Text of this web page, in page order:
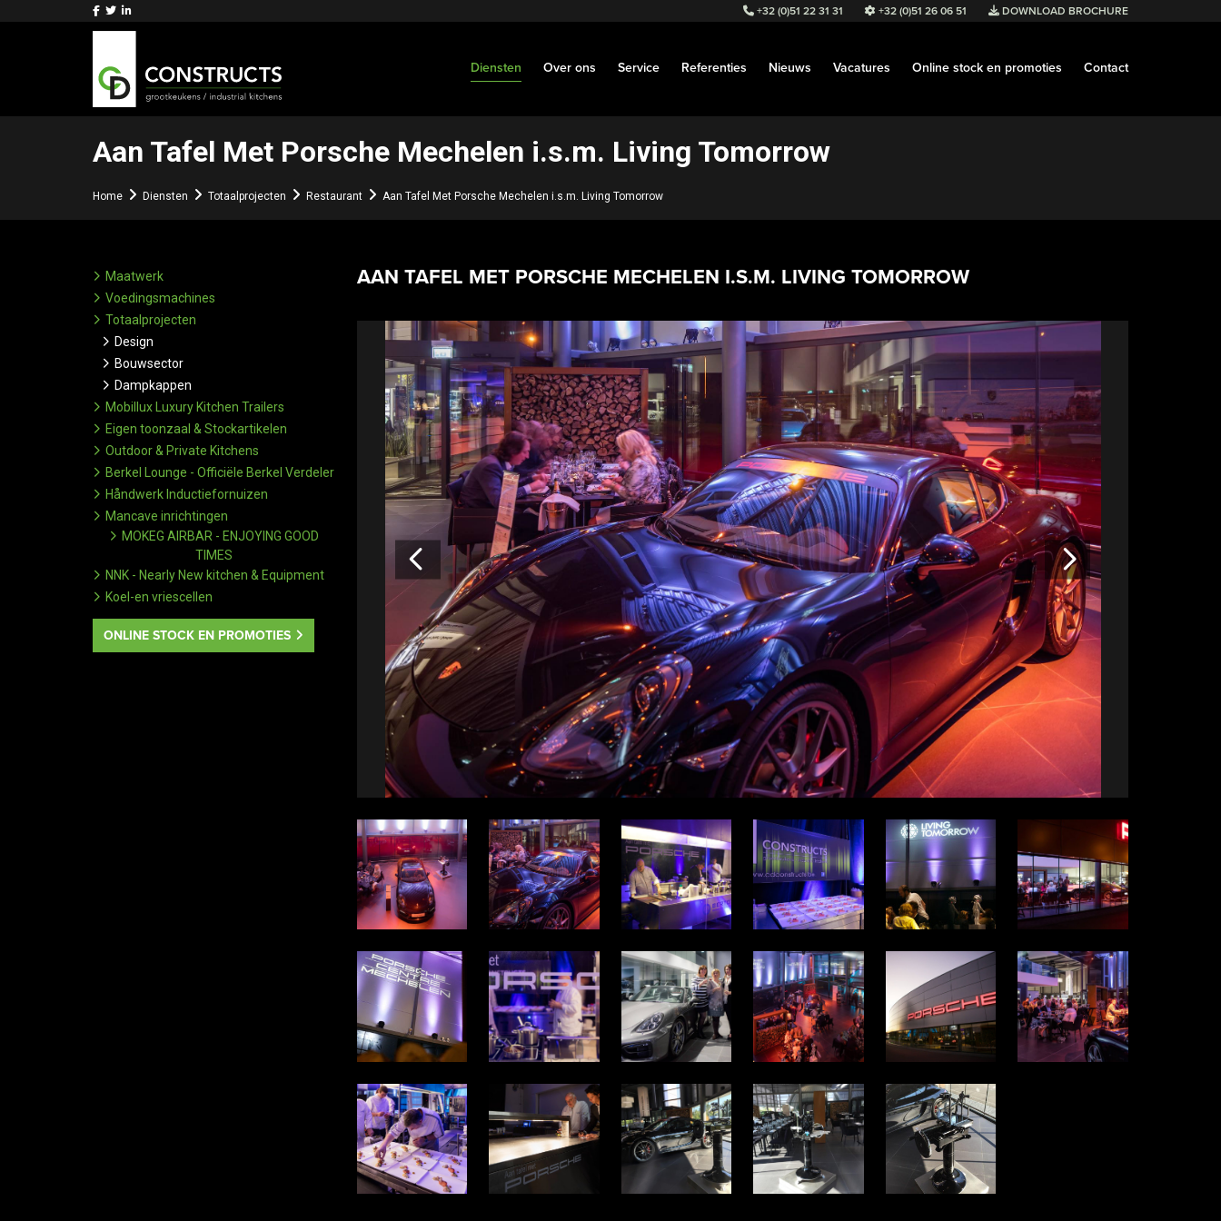
+32 (0)51 22 31 31 +32 (0)51 26 06 51 DOWNLOAD BROCHURE
Diensten Over ons Service Referenties Nieuws Vacatures Online stock en promoties Contact
Aan Tafel Met Porsche Mechelen i.s.m. Living Tomorrow
Home Diensten Totaalprojecten Restaurant Aan Tafel Met Porsche Mechelen i.s.m. Living Tomorrow
Maatwerk
Voedingsmachines
Totaalprojecten
Design
Bouwsector
Dampkappen
Mobillux Luxury Kitchen Trailers
Eigen toonzaal & Stockartikelen
Outdoor & Private Kitchens
Berkel Lounge - Officiële Berkel Verdeler
Håndwerk Inductiefornuizen
Mancave inrichtingen
MOKEG AIRBAR - ENJOYING GOOD
TIMES
NNK - Nearly New kitchen & Equipment
Koel-en vriescellen
ONLINE STOCK EN PROMOTIES
AAN TAFEL MET PORSCHE MECHELEN I.S.M. LIVING TOMORROW
Vorige Volgende